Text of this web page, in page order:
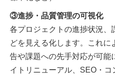
③進捗・品質管理の可視化
各プロジェクトの進捗状況、
どを見える化します。これに
告や課題への先手対応が可能
イトリニューアル、 SEO ・